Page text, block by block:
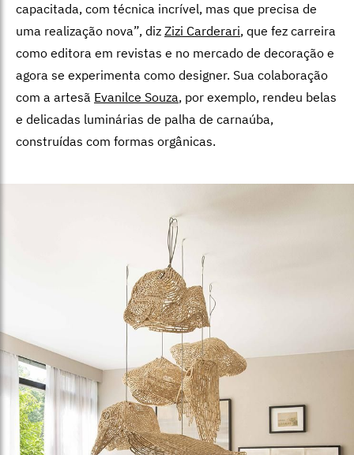
capacitada, com técnica incrível, mas que precisa de
uma realização nova”, diz Zizi Carderari, que fez carreira
como editora em revistas e no mercado de decoração e
agora se experimenta como designer. Sua colaboração
com a artesã Evanilce Souza, por exemplo, rendeu belas
e delicadas luminárias de palha de carnaúba,
construídas com formas orgânicas.